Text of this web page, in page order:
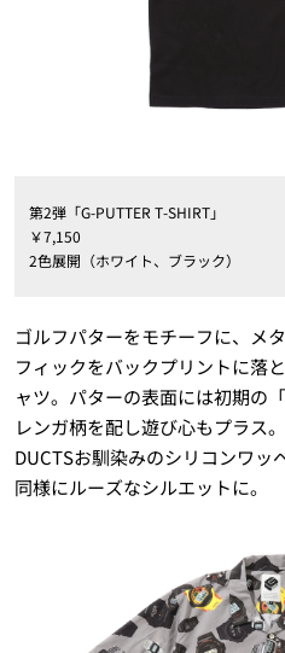
第2弾「G-PUTTER T-SHIRT」
￥7,150
2色展開（ホワイト、ブラック）
ゴルフパターをモチーフに、メ
フィックをバックプリントに落
ャツ。パターの表面には初期の
レンガ柄を配し遊び心もプラス
DUCTSお馴染みのシリコンワッ
同様にルーズなシルエットに。